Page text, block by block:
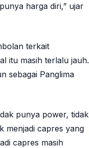
harga diri,” ujar
terkait
itu masih terlalu jauh.
sebagai Panglima
punya power, tidak
menjadi capres yang
capres masih